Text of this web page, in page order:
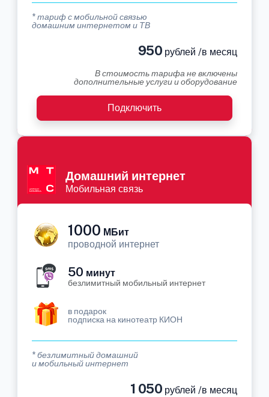
* тариф с мобильной связью
домашним интернетом и ТВ
950 рублей /в месяц
В стоимость тарифа не включены
дополнительные услуги и оборудование
Подключить
Домашний интернет
Мобильная связь
1000 МБит
проводной интернет
50 минут
безлимитный мобильный интернет
в подарок
подписка на кинотеатр КИОН
* безлимитный домашний
и мобильный интернет
1 050 рублей /в месяц